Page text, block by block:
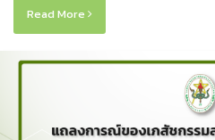
Read More